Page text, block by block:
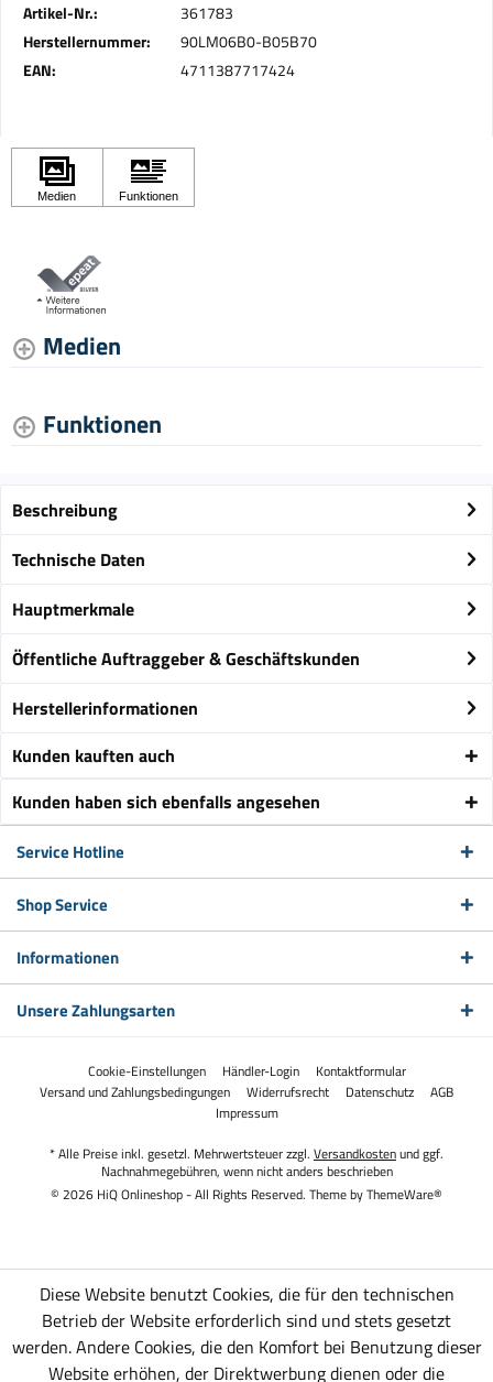
Artikel-Nr.:
361783
Herstellernummer:
90LM06B0-B05B70
EAN:
4711387717424
Medien
Funktionen
Beschreibung
Technische Daten
Hauptmerkmale
Öffentliche Auftraggeber & Geschäftskunden
Herstellerinformationen
Kunden kauften auch
Kunden haben sich ebenfalls angesehen
Service Hotline
Shop Service
Informationen
Unsere Zahlungsarten
Cookie-Einstellungen Händler-Login
Kontaktformular
Versand und Zahlungsbedingungen
Widerrufsrecht Datenschutz
AGB
Impressum
* Alle Preise inkl. gesetzl. Mehrwertsteuer zzgl. Versandkostenund ggf.
Nachnahmegebühren, wenn nicht anders beschrieben
© 2026 HiQ Onlineshop - All Rights Reserved. Theme byThemeWare®
Diese Website benutzt Cookies, die für den technischen
Betrieb der Website erforderlich sind und stets gesetzt
werden. Andere Cookies, die den Komfort bei Benutzung dieser
Website erhöhen, der Direktwerbung dienen oder die